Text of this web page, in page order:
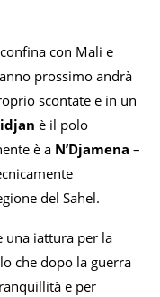
confina con Mali e
prossimo andrà
scontate e in un
è il polo
è a N’Djamena –
del Sahel.
una iattura per la
che dopo la guerra
e per